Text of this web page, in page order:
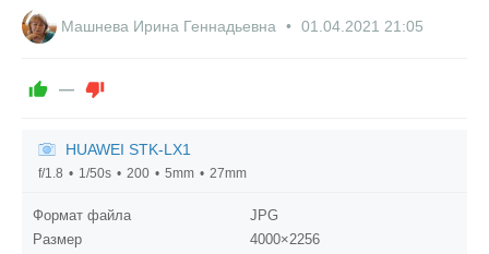
Машнева Ирина Геннадьевна 01.04.2021 21:05
—
HUAWEI STK-LX1
f/1.8 1/50s 200 5mm 27mm
Формат файла
JPG
Размер
4000×2256